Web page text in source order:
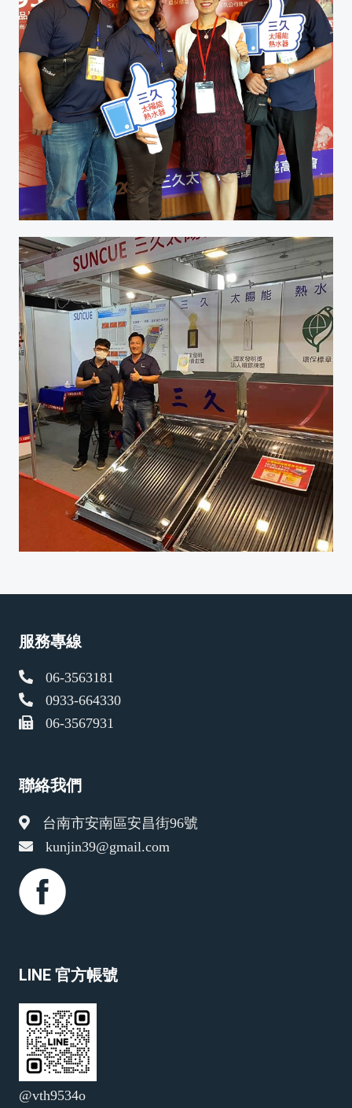
服務專線
06-3563181
0933-664330
06-3567931
聯絡我們
台南市安南區安昌街96號
kunjin39@gmail.com
LINE 官方帳號
@vth9534o